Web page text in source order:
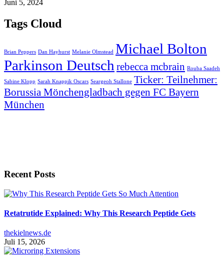
Juni 5, 2024
Tags Cloud
Brian Peppers Dan Hayhurst Melanie Olmstead Michael Bolton
Parkinson Deutsch rebecca mcbrain Rouba Saadeh
Sabine Klopp Sarah Knappik Oscars Seargeoh Stallone Ticker: Teilnehmer:
Borussia Mönchengladbach gegen FC Bayern
München
Recent Posts
Retatrutide Explained: Why This Research Peptide Gets
thekielnews.de
Juli 15, 2026